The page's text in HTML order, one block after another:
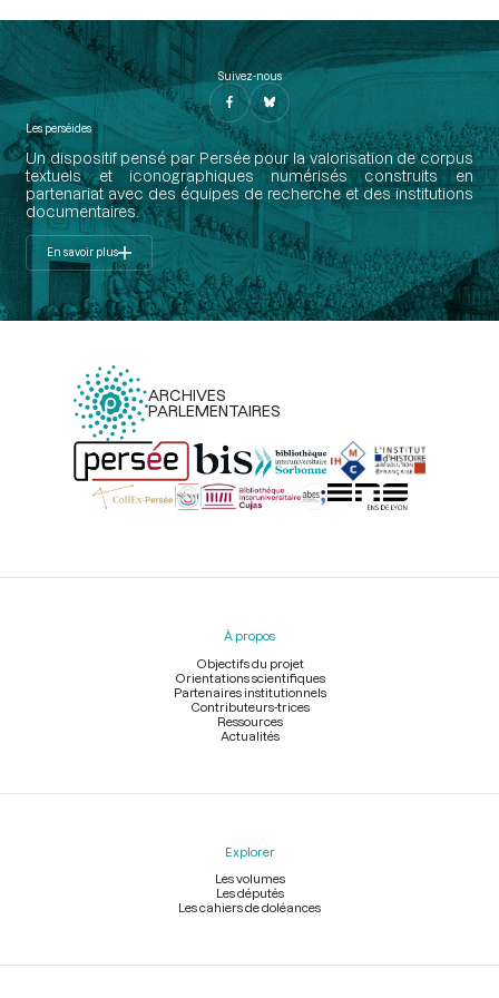
Suivez-nous
Les perséides
Un dispositif pensé par Persée pour la valorisation de corpus
textuels et iconographiques numérisés construits en
partenariat avec des équipes de recherche et des institutions
documentaires.
En savoir plus
ARCHIVES
PARLEMENTAIRES
Menu
À propos
Objectifs du projet
Orientations scientifiques
Partenaires institutionnels
Contributeurs-trices
Ressources
Actualités
Explorer
Les volumes
Les députés
Les cahiers de doléances